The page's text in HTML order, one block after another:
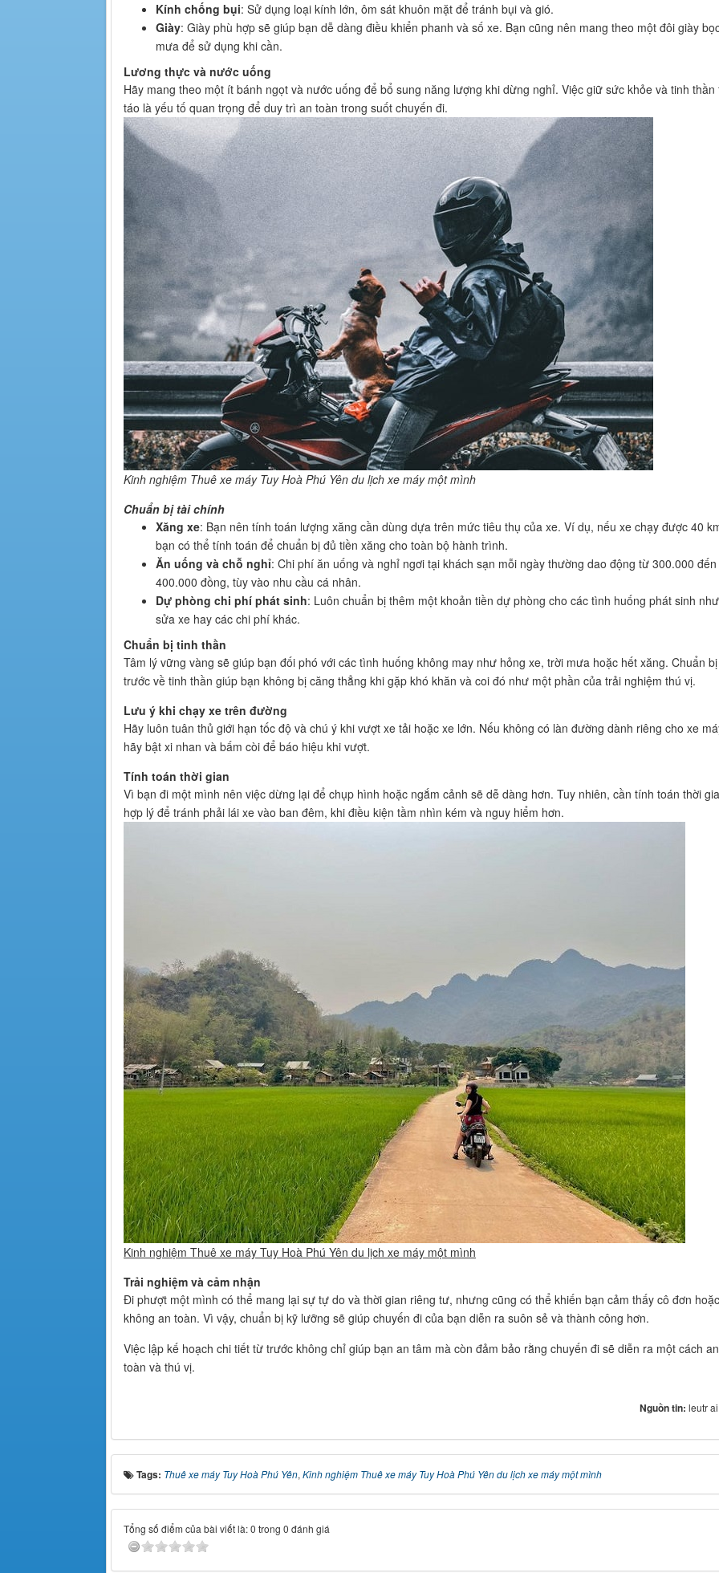
Kính chống bụi: Sử dụng loại kính lớn, ôm sát khuôn mặt để tránh bụi và gió.
Giày: Giày phù hợp sẽ giúp bạn dễ dàng điều khiển phanh và số xe. Bạn cũng nên mang theo một đôi giày
mưa để sử dụng khi cần.
Lương thực và nước uống
Hãy mang theo một ít bánh ngọt và nước uống để bổ sung năng lượng khi dừng nghỉ. Việc giữ sức khỏe và tinh thần
táo là yếu tố quan trọng để duy trì an toàn trong suốt chuyến đi.
Kinh nghiệm Thuê xe máy Tuy Hoà Phú Yên du lịch xe máy một mình
Chuẩn bị tài chính
Xăng xe: Bạn nên tính toán lượng xăng cần dùng dựa trên mức tiêu thụ của xe. Ví dụ, nếu xe chạy được 40
bạn có thể tính toán để chuẩn bị đủ tiền xăng cho toàn bộ hành trình.
Ăn uống và chỗ nghỉ: Chi phí ăn uống và nghỉ ngơi tại khách sạn mỗi ngày thường dao động từ 300.000 đến
400.000 đồng, tùy vào nhu cầu cá nhân.
Dự phòng chi phí phát sinh: Luôn chuẩn bị thêm một khoản tiền dự phòng cho các tình huống phát sinh như
sửa xe hay các chi phí khác.
Chuẩn bị tinh thần
Tâm lý vững vàng sẽ giúp bạn đối phó với các tình huống không may như hỏng xe, trời mưa hoặc hết xăng. Chuẩn bị
trước về tinh thần giúp bạn không bị căng thẳng khi gặp khó khăn và coi đó như một phần của trải nghiệm thú vị.
Lưu ý khi chạy xe trên đường
Hãy luôn tuân thủ giới hạn tốc độ và chú ý khi vượt xe tải hoặc xe lớn. Nếu không có làn đường dành riêng cho xe
hãy bật xi nhan và bấm còi để báo hiệu khi vượt.
Tính toán thời gian
Vì bạn đi một mình nên việc dừng lại để chụp hình hoặc ngắm cảnh sẽ dễ dàng hơn. Tuy nhiên, cần tính toán thời
hợp lý để tránh phải lái xe vào ban đêm, khi điều kiện tầm nhìn kém và nguy hiểm hơn.
Kinh nghiệm Thuê xe máy Tuy Hoà Phú Yên du lịch xe máy một mình
Trải nghiệm và cảm nhận
Đi phượt một mình có thể mang lại sự tự do và thời gian riêng tư, nhưng cũng có thể khiến bạn cảm thấy cô đơn hoặc
không an toàn. Vì vậy, chuẩn bị kỹ lưỡng sẽ giúp chuyến đi của bạn diễn ra suôn sẻ và thành công hơn.
Việc lập kế hoạch chi tiết từ trước không chỉ giúp bạn an tâm mà còn đảm bảo rằng chuyến đi sẽ diễn ra một cách an
toàn và thú vị.
Nguồn tin: leutr
Tags: Thuê xe máy Tuy Hoà Phú Yên, Kinh nghiệm Thuê xe máy Tuy Hoà Phú Yên du lịch xe máy một mình
Tổng số điểm của bài viết là: 0 trong 0 đánh giá